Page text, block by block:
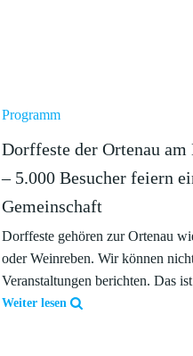
Programm
Dorffeste der Ortenau
– 5.000 Besucher feiern
Gemeinschaft
Dorffeste gehören zur Ortenau
oder Weinreben. Wir können
Veranstaltungen berichten. Das
Weiter lesen